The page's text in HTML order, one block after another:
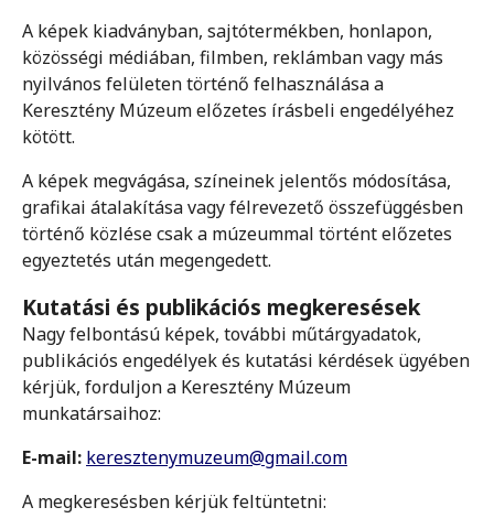
A képek kiadványban, sajtótermékben, honlapon,
közösségi médiában, filmben, reklámban vagy más
nyilvános felületen történő felhasználása a
Keresztény Múzeum előzetes írásbeli engedélyéhez
kötött.
A képek megvágása, színeinek jelentős módosítása,
grafikai átalakítása vagy félrevezető összefüggésben
történő közlése csak a múzeummal történt előzetes
egyeztetés után megengedett.
Kutatási és publikációs megkeresések
Nagy felbontású képek, további műtárgyadatok,
publikációs engedélyek és kutatási kérdések ügyében
kérjük, forduljon a Keresztény Múzeum
munkatársaihoz:
E-mail: keresztenymuzeum@gmail.com
A megkeresésben kérjük feltüntetni: